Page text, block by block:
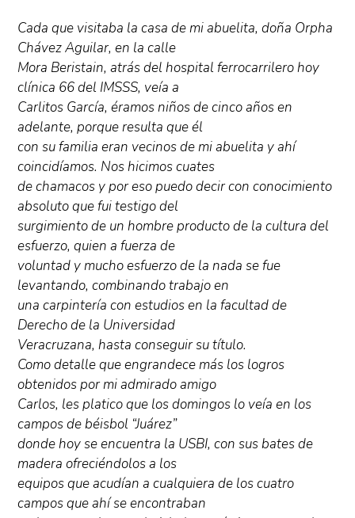
Cada que visitaba la casa de mi abuelita, doña Orpha
Chávez Aguilar, en la calle
Mora Beristain, atrás del hospital ferrocarrilero hoy
clínica 66 del IMSSS, veía a
Carlitos García, éramos niños de cinco años en
adelante, porque resulta que él
con su familia eran vecinos de mi abuelita y ahí
coincidíamos. Nos hicimos cuates
de chamacos y por eso puedo decir con conocimiento
absoluto que fui testigo del
surgimiento de un hombre producto de la cultura del
esfuerzo, quien a fuerza de
voluntad y mucho esfuerzo de la nada se fue
levantando, combinando trabajo en
una carpintería con estudios en la facultad de
Derecho de la Universidad
Veracruzana, hasta conseguir su título.
Como detalle que engrandece más los logros
obtenidos por mi admirado amigo
Carlos, les platico que los domingos lo veía en los
campos de béisbol “Juárez”
donde hoy se encuentra la USBI, con sus bates de
madera ofreciéndolos a los
equipos que acudían a cualquiera de los cuatro
campos que ahí se encontraban